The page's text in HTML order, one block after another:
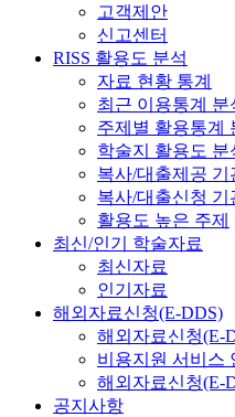
고객제안
신고센터
RISS 활용도 분석
자료 현황 통계
최근 이용통계 분
주제별 활용통계
학술지 활용도 분
복사/대출제공 기
복사/대출신청 기
활용도 높은 주제
최신/인기 학술자료
최신자료
인기자료
해외자료신청(E-DDS)
해외자료신청(E-
비용지원 서비스
해외자료신청(E-
공지사항